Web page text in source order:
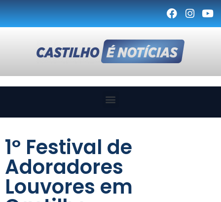
1º Festival de
Adoradores
Louvores em